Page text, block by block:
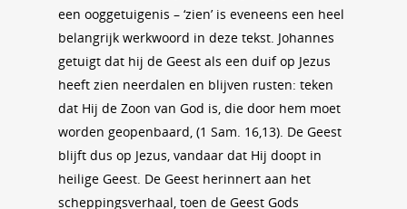
een ooggetuigenis – ‘zien’ is eveneens een heel
belangrijk werkwoord in deze tekst. Johannes
getuigt dat hij de Geest als een duif op Jezus
heeft zien neerdalen en blijven rusten: teken
dat Hij de Zoon van God is, die door hem moet
worden geopenbaard, (1 Sam. 16,13). De Geest
blijft dus op Jezus, vandaar dat Hij doopt in
heilige Geest. De Geest herinnert aan het
scheppingsverhaal, toen de Geest Gods